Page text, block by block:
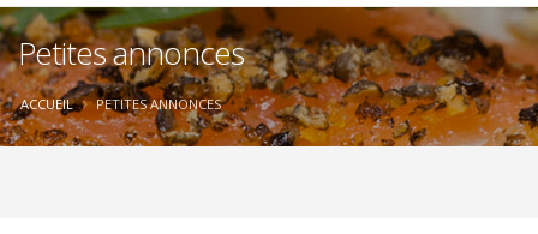
Petites annonces
ACCUEIL PETITES ANNONCES